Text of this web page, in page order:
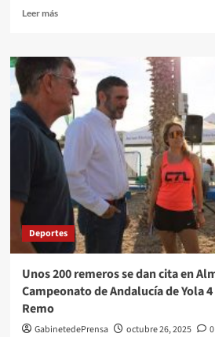
Leer másLeer
La
asociación
Activa
Tu
Ocio
Di
Capacitados
llena
de
seres
terroríficos
el
Parque
en
su
Carrera
Deportes
Unos 200 remeros se dan cita en
Campeonato de Andalucía de Yola
Remo
GabinetedePrensa octubre 26, 2025
0